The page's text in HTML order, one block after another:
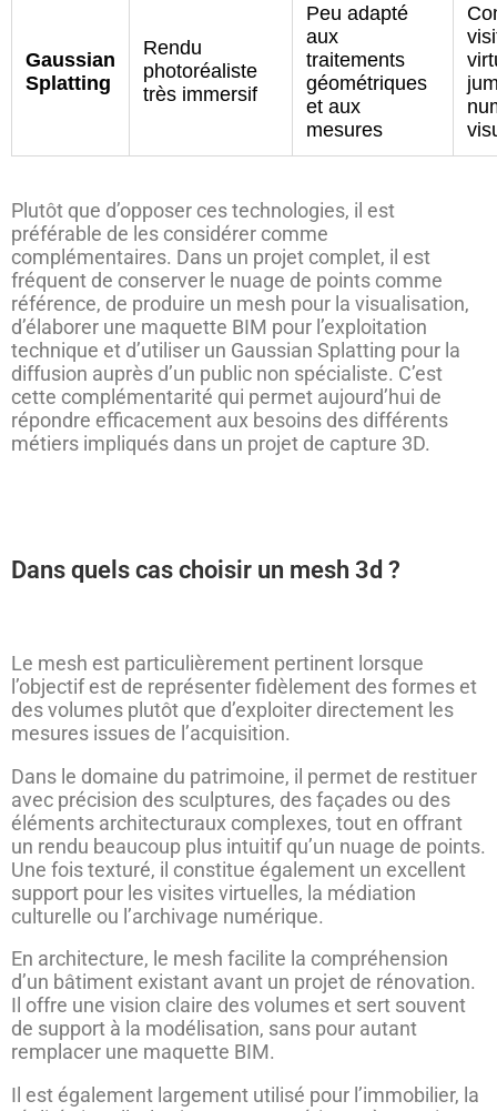
Gaussian
Splatting
Rendu
photoréaliste
très immersif
Peu adapté
aux
traitements
géométriques
et aux
mesures
Plutôt que d’opposer ces technologies, il est
préférable de les considérer comme
complémentaires. Dans un projet complet, il est
fréquent de conserver le nuage de points comme
référence, de produire un mesh pour la visualisation,
d’élaborer une maquette BIM pour l’exploitation
technique et d’utiliser un Gaussian Splatting pour la
diffusion auprès d’un public non spécialiste. C’est
cette complémentarité qui permet aujourd’hui de
répondre efficacement aux besoins des différents
métiers impliqués dans un projet de capture 3D.
Dans quels cas choisir un mesh 3d ?
Le mesh est particulièrement pertinent lorsque
l’objectif est de représenter fidèlement des formes et
des volumes plutôt que d’exploiter directement les
mesures issues de l’acquisition.
Dans le domaine du patrimoine, il permet de restituer
avec précision des sculptures, des façades ou des
éléments architecturaux complexes, tout en offrant
un rendu beaucoup plus intuitif qu’un nuage de points.
Une fois texturé, il constitue également un excellent
support pour les visites virtuelles, la médiation
culturelle ou l’archivage numérique.
En architecture, le mesh facilite la compréhension
d’un bâtiment existant avant un projet de rénovation.
Il offre une vision claire des volumes et sert souvent
de support à la modélisation, sans pour autant
remplacer une maquette BIM.
Il est également largement utilisé pour l’immobilier, la